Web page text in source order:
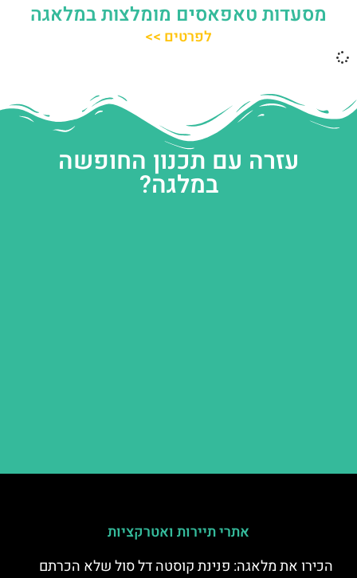
מסעדות טאפאסים מומלצות במלאגה
לפרטים >>
עזרה עם תכנון החופשה
במלגה?
אתרי תיירות ואטרקציות
הכירו את מלאגה: פנינת קוסטה דל סול שלא הכרתם